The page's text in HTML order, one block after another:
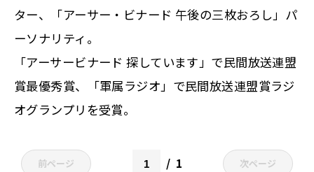
ター、「アーサー・ビナード 午後の三枚おろし」パ
ーソナリティ。
「アーサービナード 探しています」で民間放送連盟
賞最優秀賞、「軍属ラジオ」で民間放送連盟賞ラジ
オグランプリを受賞。
前ページ 1 次ページ